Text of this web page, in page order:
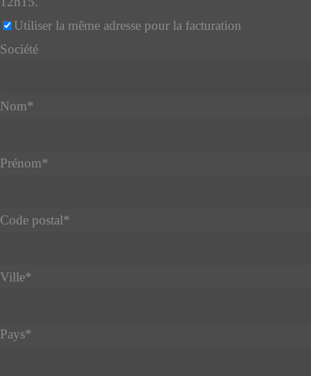
Utiliser la même adresse pour la facturation
Société
Nom*
Prénom*
Code postal*
Ville*
Pays*